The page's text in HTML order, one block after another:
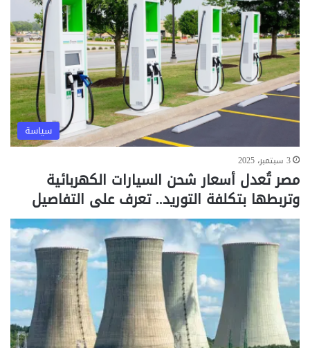
سياسة
3 سبتمبر، 2025
مصر تُعدل أسعار شحن السيارات الكهربائية
وتربطها بتكلفة التوريد.. تعرف على التفاصيل